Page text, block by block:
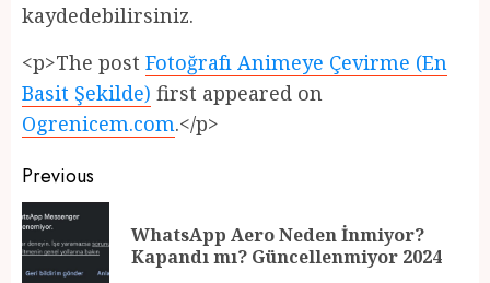
kaydedebilirsiniz.
<p>The post Fotoğrafı Animeye Çevirme (En
Basit Şekilde) first appeared on
Ogrenicem.com.</p>
Post
navigation
Previous
WhatsApp Aero Neden İnmiyor?
Kapandı mı? Güncellenmiyor 2024